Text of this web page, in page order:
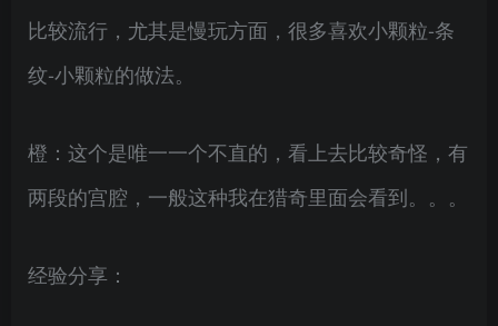
比较流行，尤其是慢玩方面，很多喜欢小颗粒-条
纹-小颗粒的做法。
橙：这个是唯一一个不直的，看上去比较奇怪，有
两段的宫腔，一般这种我在猎奇里面会看到。。。
经验分享：